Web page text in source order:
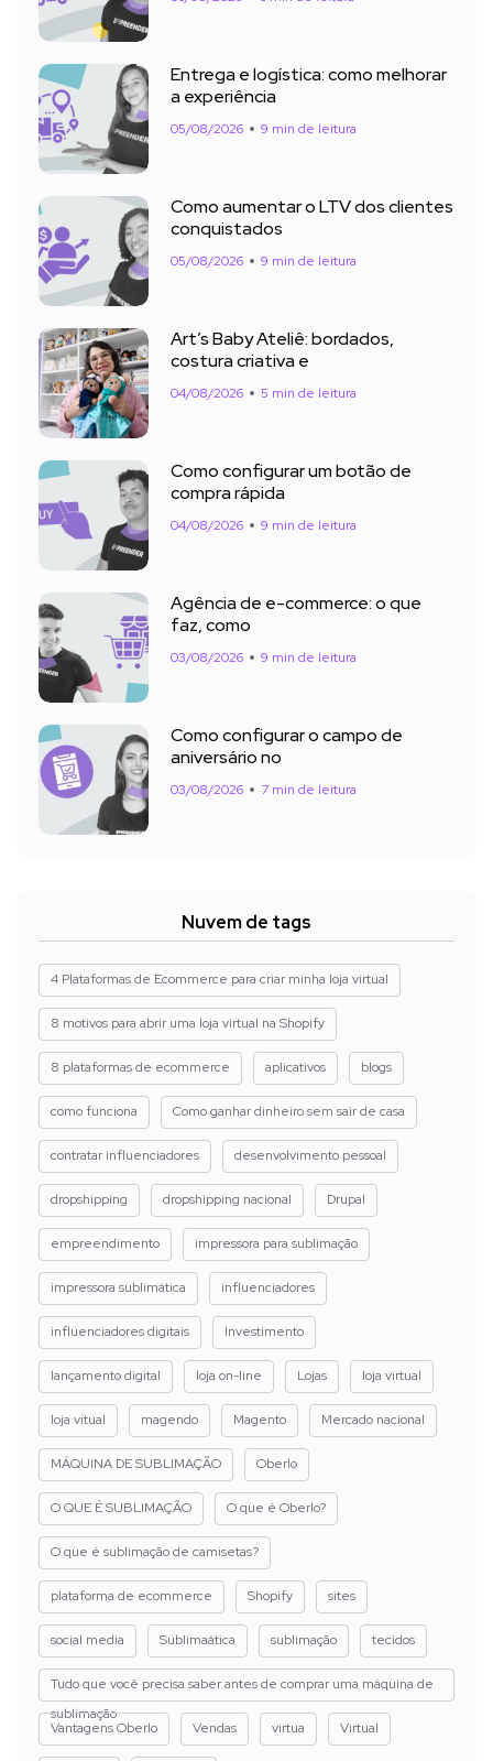
Entrega e logística: como melhorar
a experiência
05/08/2026 9 min de leitura
Como aumentar o LTV dos clientes
conquistados
05/08/2026 9 min de leitura
Art’s Baby Ateliê: bordados,
costura criativa e
04/08/2026 5 min de leitura
Como configurar um botão de
compra rápida
04/08/2026 9 min de leitura
Agência de e-commerce: o que
faz, como
03/08/2026 9 min de leitura
Como configurar o campo de
aniversário no
03/08/2026 7 min de leitura
Nuvem de tags
4 Plataformas de Ecommerce para criar minha loja virtual
8 motivos para abrir uma loja virtual na Shopify
8 plataformas de ecommerce aplicativos blogs
como funciona Como ganhar dinheiro sem sair de casa
contratar influenciadores desenvolvimento pessoal
dropshipping dropshipping nacional Drupal
empreendimento impressora para sublimação
impressora sublimática influenciadores
influenciadores digitais Investimento
lançamento digital loja on-line Lojas loja virtual
loja vitual magendo Magento Mercado nacional
MÁQUINA DE SUBLIMAÇÃO Oberlo
O QUE É SUBLIMAÇÃO O que é Oberlo?
O que é sublimação de camisetas?
plataforma de ecommerce Shopify sites
social media Sublimaática sublimação tecidos
Tudo que você precisa saber antes de comprar uma máquina de
sublimação
Vantagens Oberlo
Vendas virtua Virtual